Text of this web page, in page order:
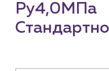
Ру4,0МПа